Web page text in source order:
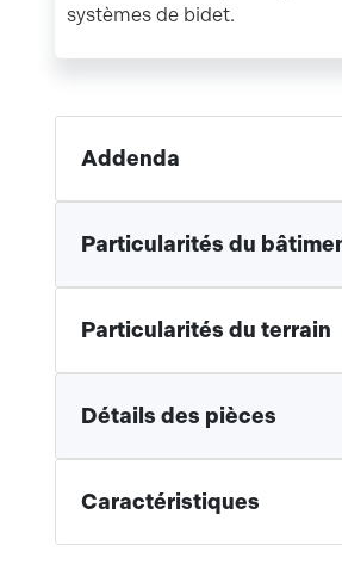
systèmes de bidet.
Addenda
Particularités du
Particularités du terrain
Détails des pièces
Caractéristiques